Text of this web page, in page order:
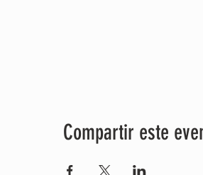
Compartir este